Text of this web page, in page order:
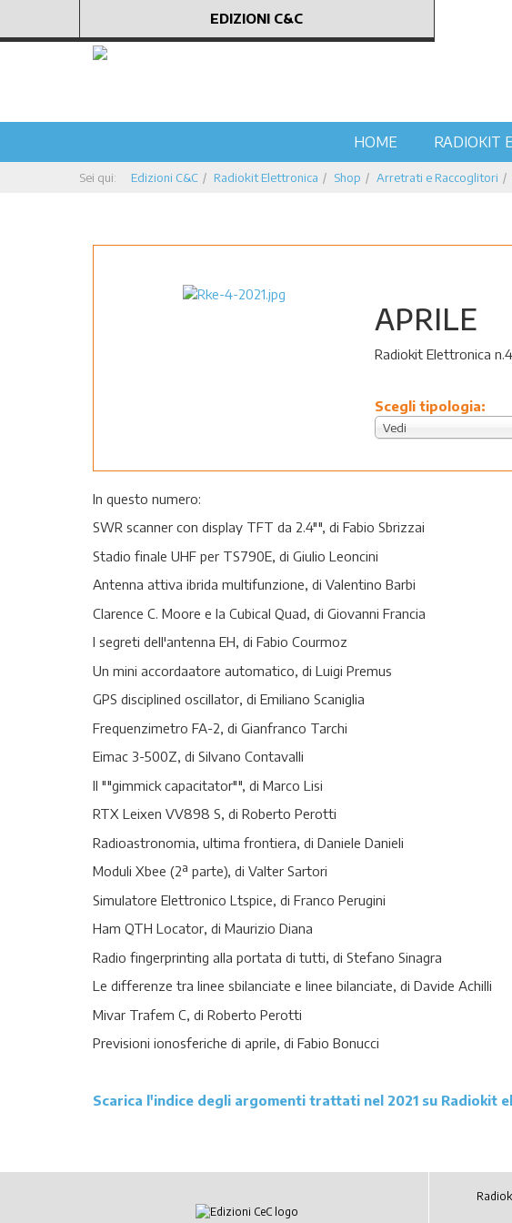
EDIZIONI C&C
HOME RADIOKIT
Sei qui: Edizioni C&C Radiokit Elettronica Shop Arretrati e Raccoglitori
APRILE
Radiokit Elettronica
Scegli tipologia:
Vedi
In questo numero:
SWR scanner con display TFT da 2.4"", di Fabio Sbrizzai
Stadio finale UHF per TS790E, di Giulio Leoncini
Antenna attiva ibrida multifunzione, di Valentino Barbi
Clarence C. Moore e la Cubical Quad, di Giovanni Francia
I segreti dell'antenna EH, di Fabio Courmoz
Un mini accordaatore automatico, di Luigi Premus
GPS disciplined oscillator, di Emiliano Scaniglia
Frequenzimetro FA-2, di Gianfranco Tarchi
Eimac 3-500Z, di Silvano Contavalli
Il ""gimmick capacitator"", di Marco Lisi
RTX Leixen VV898 S, di Roberto Perotti
Radioastronomia, ultima frontiera, di Daniele Danieli
Moduli Xbee (2ª parte), di Valter Sartori
Simulatore Elettronico Ltspice, di Franco Perugini
Ham QTH Locator, di Maurizio Diana
Radio fingerprinting alla portata di tutti, di Stefano Sinagra
Le differenze tra linee sbilanciate e linee bilanciate, di Davide Achilli
Mivar Trafem C, di Roberto Perotti
Previsioni ionosferiche di aprile, di Fabio Bonucci
Scarica l'indice degli argomenti trattati nel 2021 su Radiokit